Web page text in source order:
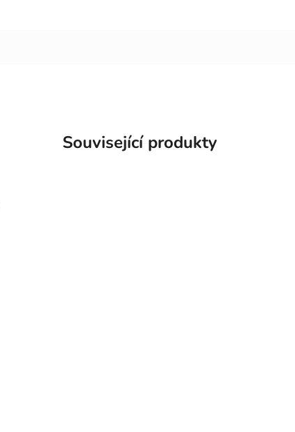
Související produkty